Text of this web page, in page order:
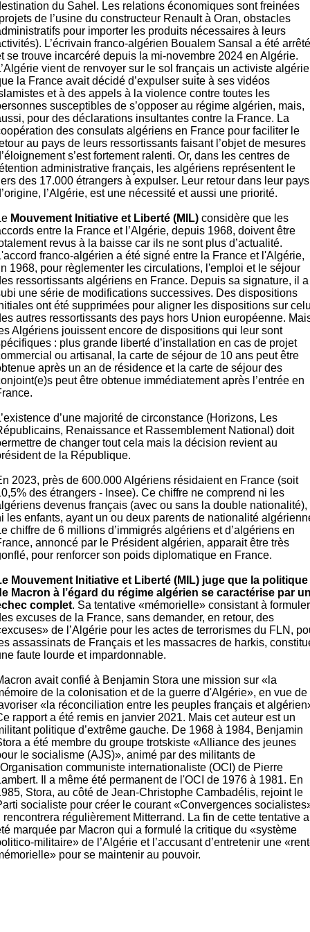
du Sahel. Les relations économiques sont freinées
de l’usine du constructeur Renault à Oran, obstacles
pour importer les produits nécessaires à leurs
L’écrivain franco-algérien Boualem Sansal a été arrêté
se trouve incarcéré depuis la mi-novembre 2024 en Algérie.
vient de renvoyer sur le sol français un activiste
la France avait décidé d’expulser suite à ses vidéos
et à des appels à la violence contre toutes les
susceptibles de s’opposer au régime algérien, mais,
pour des déclarations insultantes contre la France. La
des consulats algériens en France pour faciliter le
au pays de leurs ressortissants faisant l’objet de mesures
s’est fortement ralenti. Or, dans les centres de
administrative français, les algériens représentent le
des 17.000 étrangers à expulser. Leur retour dans leur pays
l’Algérie, est une nécessité et aussi une priorité.
Mouvement Initiative et Liberté (MIL) considère que les
entre la France et l’Algérie, depuis 1968, doivent être
revus à la baisse car ils ne sont plus d’actualité.
franco-algérien a été signé entre la France et l'Algérie,
1968, pour règlementer les circulations, l'emploi et le séjour
ressortissants algériens en France. Depuis sa signature, il a
une série de modifications successives. Des dispositions
ont été supprimées pour aligner les dispositions sur
autres ressortissants des pays hors Union européenne.
Algériens jouissent encore de dispositions qui leur sont
: plus grande liberté d’installation en cas de projet
ou artisanal, la carte de séjour de 10 ans peut être
après un an de résidence et la carte de séjour des
peut être obtenue immédiatement après l’entrée en
d’une majorité de circonstance (Horizons, Les
Renaissance et Rassemblement National) doit
de changer tout cela mais la décision revient au
de la République.
2023, près de 600.000 Algériens résidaient en France (soit
des étrangers - Insee). Ce chiffre ne comprend ni les
devenus français (avec ou sans la double nationalité),
les enfants, ayant un ou deux parents de nationalité
chiffre de 6 millions d’immigrés algériens et d’algériens en
annoncé par le Président algérien, apparait être très
pour renforcer son poids diplomatique en France.
Mouvement Initiative et Liberté (MIL) juge que la politique
Macron à l’égard du régime algérien se caractérise par
complet. Sa tentative «mémorielle» consistant à formuler
excuses de la France, sans demander, en retour, des
de l’Algérie pour les actes de terrorismes du FLN,
assassinats de Français et les massacres de harkis,
faute lourde et impardonnable.
avait confié à Benjamin Stora une mission sur «la
de la colonisation et de la guerre d'Algérie», en vue de
«la réconciliation entre les peuples français et
rapport a été remis en janvier 2021. Mais cet auteur est un
politique d’extrême gauche. De 1968 à 1984, Benjamin
a été membre du groupe trotskiste «Alliance des jeunes
le socialisme (AJS)», animé par des militants de
communiste internationaliste (OCI) de Pierre
Il a même été permanent de l'OCI de 1976 à 1981. En
Stora, au côté de Jean-Christophe Cambadélis, rejoint le
socialiste pour créer le courant «Convergences
Il rencontrera régulièrement Mitterrand. La fin de cette tentative a
marquée par Macron qui a formulé la critique du «système
militaire» de l’Algérie et l’accusant d’entretenir une
pour se maintenir au pouvoir.